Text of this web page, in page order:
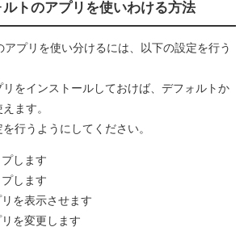
トのアプリを使いわける方法
アプリを使い分けるには、以下の設定を行う
をインストールしておけば、デフォルトか
ます。
行うようにしてください。
します
します
を表示させます
を変更します